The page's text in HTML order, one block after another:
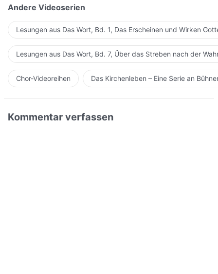
Andere Videoserien
Lesungen aus Das Wort, Bd. 1, Das Erscheinen und Wirken
Lesungen aus Das Wort, Bd. 7, Über das Streben nach der
Chor-Videoreihen Das Kirchenleben – Eine Serie an
Kommentar verfassen